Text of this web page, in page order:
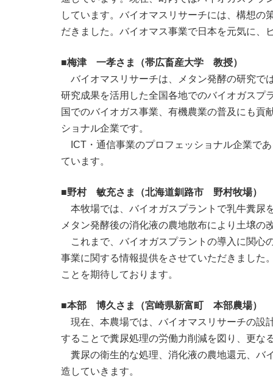
しています。バイオマスリサーチには、構想
だきました。バイオマス事業で日本を元気に、
■梅津 一孝さま（帯広畜産大学 教授）
バイオマスリサーチは、メタン発酵の研究で
研究成果を活用した全国各地でのバイオガスプ
国でのバイオガス事業、有機農業の普及にも貢
ショナル企業です。
ICT・通信事業のプロフェッショナル企業で
ています。
■野村 敏充さま（北海道釧路市 野村牧場）
本牧場では、バイオガスプラントで乳牛糞尿
メタン発酵後の消化液の農地散布により土壌
これまで、バイオガスプラントの導入に関心
事業に関する情報提供をさせていただきました
ことを期待しております。
■本部 博久さま（宮崎県新富町 本部農場）
現在、本農場では、バイオマスリサーチの設
することで糞尿処理の労働力削減を図り、更な
糞尿の衛生的な処理、消化液の農地還元、バ
造していきます。